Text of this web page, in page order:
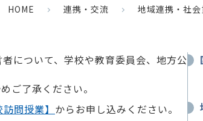
HOME 連携・交流 地域連携・社
について、学校や教育委員会、地方公
ご了承ください。
訪問授業】 からお申し込みください。